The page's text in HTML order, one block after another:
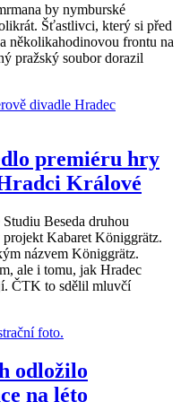
by nymburské
Šťastlivci, který si před
několikahodinovou frontu na
pražský soubor dorazil
premiéru hry
Králové
Beseda druhou
Kabaret Königgrätz.
názvem Königgrätz.
ale i tomu, jak Hradec
ČTK to sdělil mluvčí
odložilo
na léto